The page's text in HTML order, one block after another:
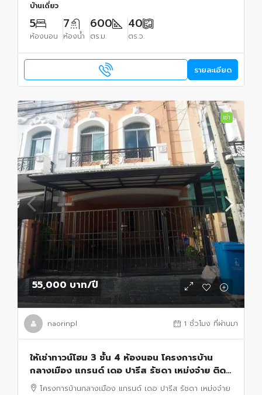
บ้านเดี่ยว
5
ห้องนอน
7
ห้องน้ำ
600
ตร.ม.
40
ตร.ว.
รายละเอียด
เช่า
55,000 บาท/ปี
naorinpl 1 ชั่วโมง ที่ผ่านมา
ให้เช่าทาวน์โฮม 3 ชั้น 4 ห้องนอน โครงการบ้าน
กลางเมือง แกรนด์ เดอ ปารีส รัชดา เหม่งจ๋าย ติด
นานาชาติสิงคโปร์ SISB ประชาอุทิศ ห้วยขวาง
โครงการบ้านกลางเมือง แกรนด์ เดอ ปารีส รัชดา เหม่งจ๋าย